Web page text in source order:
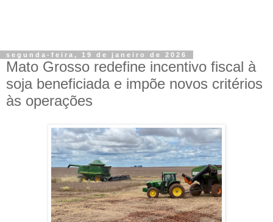
segunda-feira, 19 de janeiro de 2026
Mato Grosso redefine incentivo fiscal à
soja beneficiada e impõe novos critérios
às operações